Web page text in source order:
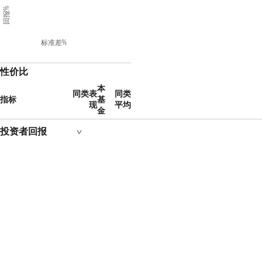
标准差%
回报%
性价比
指标
同类表
现
本
基
金
同类
平均
投资者回报